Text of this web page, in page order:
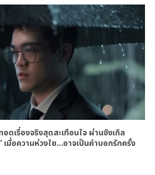
ดเรื่องจริงสุดสะเทือนใจ ผ่านซิงเกิล
เมื่อความห่วงใย…อาจเป็นคำบอกรักครั้ง